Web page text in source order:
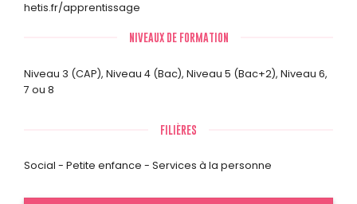
hetis.fr/apprentissage
NIVEAUX DE FORMATION
Niveau 3 (CAP), Niveau 4 (Bac), Niveau 5 (Bac+2), Niveau 6,
7 ou 8
FILIÈRES
Social - Petite enfance - Services à la personne